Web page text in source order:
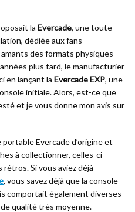
la Evercade, une toute
dédiée aux fans
des formats physiques
plus tard, le manufacturier
en lançant la Evercade EXP, une
initiale. Alors, est-ce que
et je vous donne mon avis sur
portable Evercade d’origine et
à collectionner, celles-ci
Si vous aviez déjà
, vous savez déjà que la console
comportait également diverses
qualité très moyenne.